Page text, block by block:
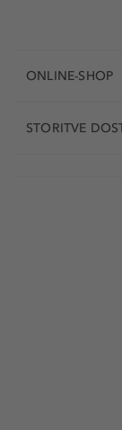
ONLINE-SHOP
STORITVE